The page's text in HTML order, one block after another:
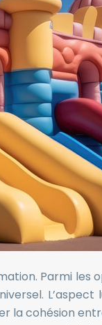
Parmi
la cohésion